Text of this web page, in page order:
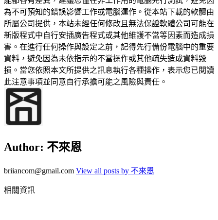
為不可預知的錯誤影響工作或電腦運作。從本站下載的軟體由
所屬公司提供，本站未經任何修改且無法保證軟體公司可能在
新版程式中自行安插廣告程式或其他維護不當等因素而造成損
害。在進行任何操作與設定之前，記得先行備份電腦中的重要
資料，避免因為未依指示的不當操作或其他疏失造成資料毀
損。當您依照本文所提供之訊息執行各種操作，表示您已閱讀
此注意事項並同意自行承擔可能之風險與責任。
Author: 不來恩
briiancom@gmail.com View all posts by 不來恩
相關資訊